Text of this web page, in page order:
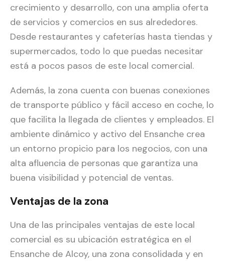
crecimiento y desarrollo, con una amplia oferta
de servicios y comercios en sus alrededores.
Desde restaurantes y cafeterías hasta tiendas y
supermercados, todo lo que puedas necesitar
está a pocos pasos de este local comercial.
Además, la zona cuenta con buenas conexiones
de transporte público y fácil acceso en coche, lo
que facilita la llegada de clientes y empleados. El
ambiente dinámico y activo del Ensanche crea
un entorno propicio para los negocios, con una
alta afluencia de personas que garantiza una
buena visibilidad y potencial de ventas.
Ventajas de la zona
Una de las principales ventajas de este local
comercial es su ubicación estratégica en el
Ensanche de Alcoy, una zona consolidada y en